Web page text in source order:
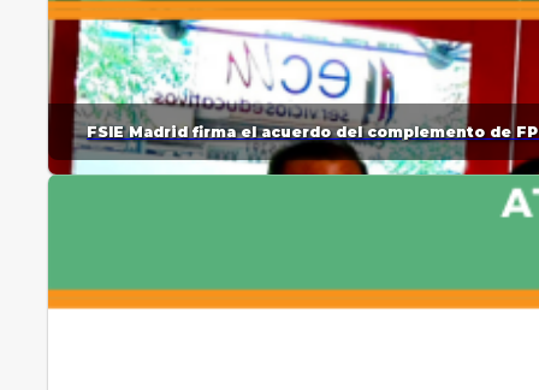
FSIE Madrid firma el acuerdo del complemento de